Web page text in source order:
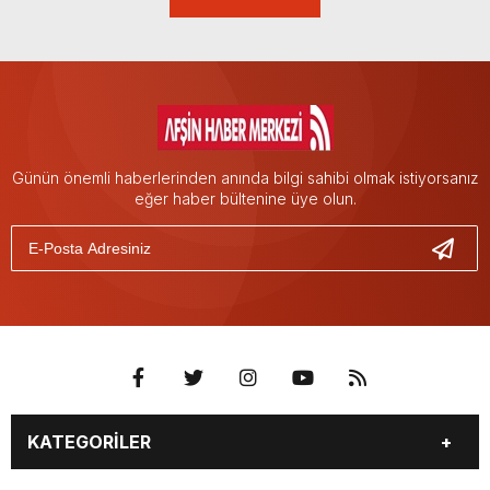
Günün önemli haberlerinden anında bilgi sahibi olmak istiyorsanız
eğer haber bültenine üye olun.
KATEGORİLER